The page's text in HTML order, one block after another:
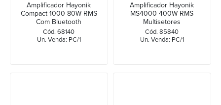
Amplificador Hayonik
Compact 1000 80W RMS
Com Bluetooth
Cód. 68140
Un. Venda: PC/1
Amplificador Hayonik
MS4000 400W RMS
Multisetores
Cód. 85840
Un. Venda: PC/1